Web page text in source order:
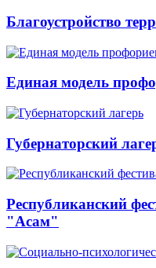
Благоустройство
Единая модель
Губернаторский
Республиканский
"Асам"